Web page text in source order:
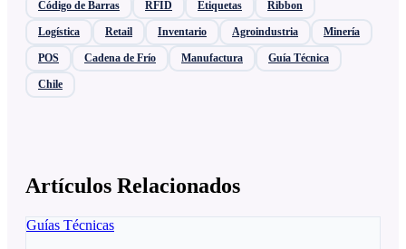
Código de Barras RFID Etiquetas Ribbon
Logística Retail Inventario Agroindustria Minería
POS Cadena de Frío Manufactura Guía Técnica
Chile
Artículos Relacionados
Guías Técnicas